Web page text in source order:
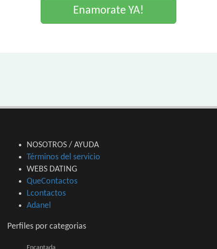
Enamorate YA!
NOSOTROS / AYUDA
Términos del servicio
WEBS DATING
QueContactos
Lcontactos
Adanel
Perfiles por categorias